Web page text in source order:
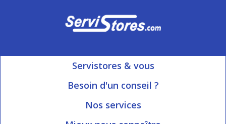
Servistores & vous
Mon compte
Besoin d'un conseil ?
Ouvert du Lundi au Vendredi
Nos services
Informations livraison